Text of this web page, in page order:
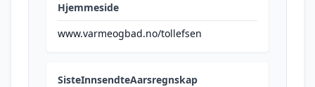
Hjemmeside
www.varmeogbad.no/tollefsen
SisteInnsendteAarsregnskap